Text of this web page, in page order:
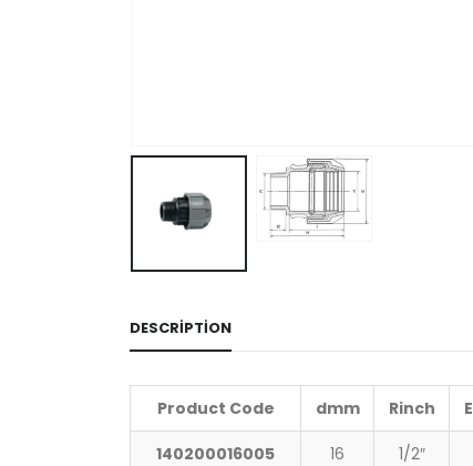
DESCRIPTION
Product Code dmm Rinch E
140200016005 16 1/2″